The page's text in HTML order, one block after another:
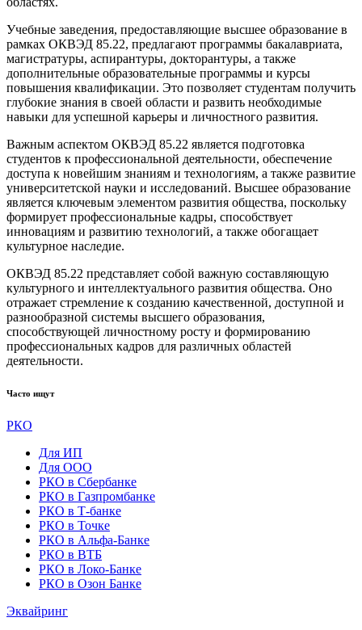
Учебные заведения, предоставляющие высшее образование в
рамках ОКВЭД 85.22, предлагают программы бакалавриата,
магистратуры, аспирантуры, докторантуры, а также
дополнительные образовательные программы и курсы
повышения квалификации. Это позволяет студентам получить
глубокие знания в своей области и развить необходимые
навыки для успешной карьеры и личностного развития.
Важным аспектом ОКВЭД 85.22 является подготовка
студентов к профессиональной деятельности, обеспечение
доступа к новейшим знаниям и технологиям, а также развитие
университетской науки и исследований. Высшее образование
является ключевым элементом развития общества, поскольку
формирует профессиональные кадры, способствует
инновациям и развитию технологий, а также обогащает
культурное наследие.
ОКВЭД 85.22 представляет собой важную составляющую
культурного и интеллектуального развития общества. Оно
отражает стремление к созданию качественной, доступной и
разнообразной системы высшего образования,
способствующей личностному росту и формированию
профессиональных кадров для различных областей
деятельности.
Часто ищут
РКО
Для ИП
Для ООО
РКО в Сбербанке
РКО в Газпромбанке
РКО в Т-банке
РКО в Точке
РКО в Альфа-Банке
РКО в ВТБ
РКО в Локо-Банке
РКО в Озон Банке
Эквайринг